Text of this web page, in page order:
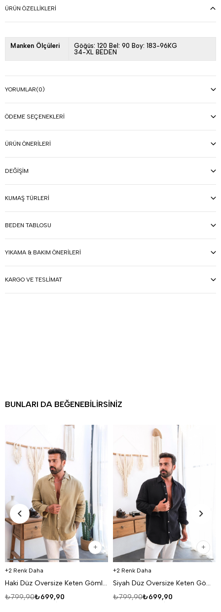
ÜRÜN ÖZELLIKLERI
Manken Ölçüleri
Göğüs: 120 Bel: 90 Boy: 183-96KG
34-XL BEDEN
YORUMLAR(0)
ÖDEME SEÇENEKLERI
ÜRÜN ÖNERILERI
DEĞIŞIM
KUMAŞ TÜRLERI
BEDEN TABLOSU
YIKAMA & BAKIM ÖNERILERI
KARGO VE TESLIMAT
BUNLARI DA BEĞENEBILIRSINIZ
2 Renk Daha
Haki Düz Oversize Keten Gömlek VS4050
₺699,90
₺799,90
2 Renk Daha
Siyah Düz Oversize Keten Gömlek VS4050
₺699,90
₺799,90